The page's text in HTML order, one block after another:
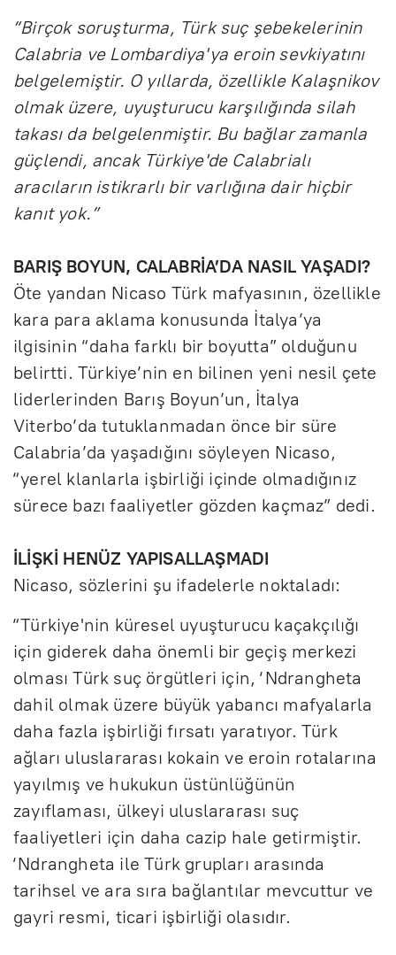
“Birçok soruşturma, Türk suç şebekelerinin
Calabria ve Lombardiya'ya eroin sevkiyatını
belgelemiştir. O yıllarda, özellikle Kalaşnikov
olmak üzere, uyuşturucu karşılığında silah
takası da belgelenmiştir. Bu bağlar zamanla
güçlendi, ancak Türkiye'de Calabrialı
aracıların istikrarlı bir varlığına dair hiçbir
kanıt yok.”
BARIŞ BOYUN, CALABRİA’DA NASIL YAŞADI?
Öte yandan Nicaso Türk mafyasının, özellikle
kara para aklama konusunda İtalya’ya
ilgisinin “daha farklı bir boyutta” olduğunu
belirtti. Türkiye’nin en bilinen yeni nesil çete
liderlerinden Barış Boyun’un, İtalya
Viterbo’da tutuklanmadan önce bir süre
Calabria’da yaşadığını söyleyen Nicaso,
“yerel klanlarla işbirliği içinde olmadığınız
sürece bazı faaliyetler gözden kaçmaz” dedi.
İLİŞKİ HENÜZ YAPISALLAŞMADI
Nicaso, sözlerini şu ifadelerle noktaladı:
“Türkiye'nin küresel uyuşturucu kaçakçılığı
için giderek daha önemli bir geçiş merkezi
olması Türk suç örgütleri için, ‘Ndrangheta
dahil olmak üzere büyük yabancı mafyalarla
daha fazla işbirliği fırsatı yaratıyor. Türk
ağları uluslararası kokain ve eroin rotalarına
yayılmış ve hukukun üstünlüğünün
zayıflaması, ülkeyi uluslararası suç
faaliyetleri için daha cazip hale getirmiştir.
‘Ndrangheta ile Türk grupları arasında
tarihsel ve ara sıra bağlantılar mevcuttur ve
gayri resmi, ticari işbirliği olasıdır.